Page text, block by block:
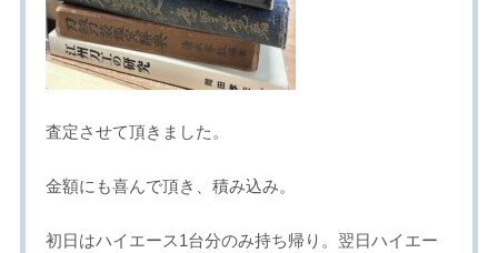
査定させて頂きました。
金額にも喜んで頂き、積み込み。
初日はハイエース1台分のみ持ち帰り。翌日ハイエー